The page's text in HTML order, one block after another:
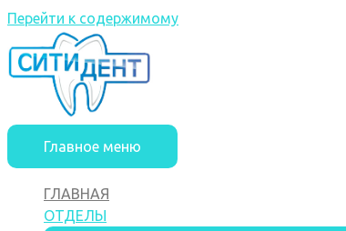
Перейти к содержимому
Главное меню
ГЛАВНАЯ
ОТДЕЛЫ